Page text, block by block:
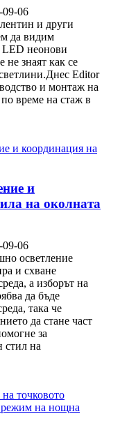
09-06
и други
да видим
LED неонови
не знаят как се
Editor
и монтаж на
време на стаж в
и
на околната
09-06
осветление
и схване
а изборът на
да бъде
така че
да стане част
за
стил на